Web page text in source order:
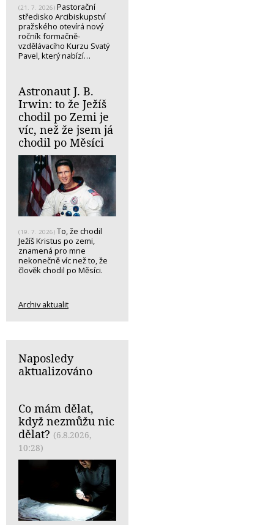
(21. 7. 2026) Pastorační
středisko Arcibiskupství
pražského otevírá nový
ročník formačně-
vzdělávacího Kurzu Svatý
Pavel, který nabízí…
Astronaut J. B.
Irwin: to že Ježíš
chodil po Zemi je
víc, než že jsem já
chodil po Měsíci
(19. 7. 2026) To, že chodil
Ježíš Kristus po zemi,
znamená pro mne
nekonečně víc než to, že
člověk chodil po Měsíci.
Archiv aktualit
Naposledy
aktualizováno
Co mám dělat,
když nezmůžu nic
dělat? (6.8.2026,
10:28)